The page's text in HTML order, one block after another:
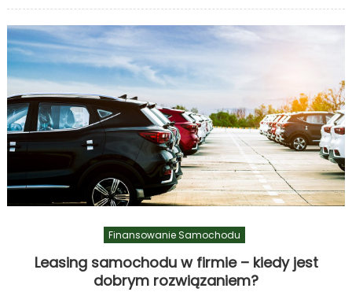
Finansowanie Samochodu
Leasing samochodu w firmie – kiedy jest
dobrym rozwiązaniem?